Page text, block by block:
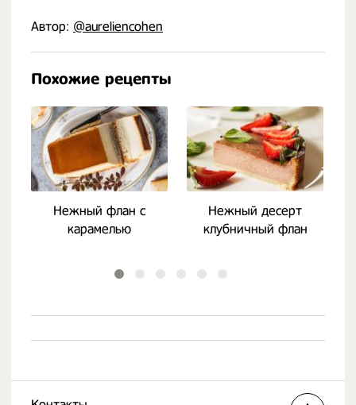
Автор: @aureliencohen
Похожие рецепты
Нежный флан с
карамелью
Нежный десерт
клубничный флан